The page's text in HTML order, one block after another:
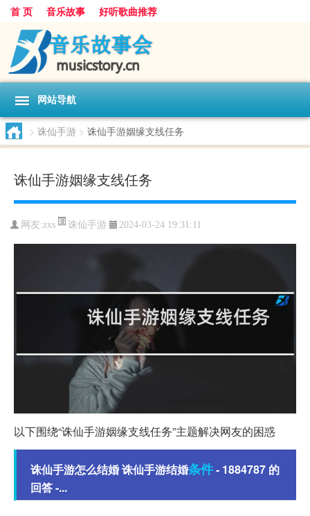
首 页 音乐故事 好听歌曲推荐
网站导航
> 诛仙手游 > 诛仙手游姻缘支线任务
诛仙手游姻缘支线任务
网友:zxs 诛仙手游 2024-03-24 19:31:11
以下围绕“诛仙手游姻缘支线任务”主题解决网友的困惑
诛仙手游怎么结婚 诛仙手游结婚条件- 1884787 的
回答 -...